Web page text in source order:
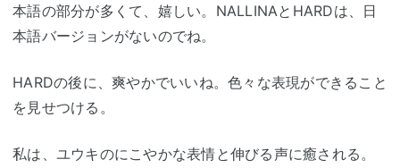
本語の部分が多くて、嬉しい。NALLINAとHARDは、日
本語バージョンがないのでね。
HARDの後に、爽やかでいいね。色々な表現ができること
を見せつける。
私は、ユウキのにこやかな表情と伸びる声に癒される。